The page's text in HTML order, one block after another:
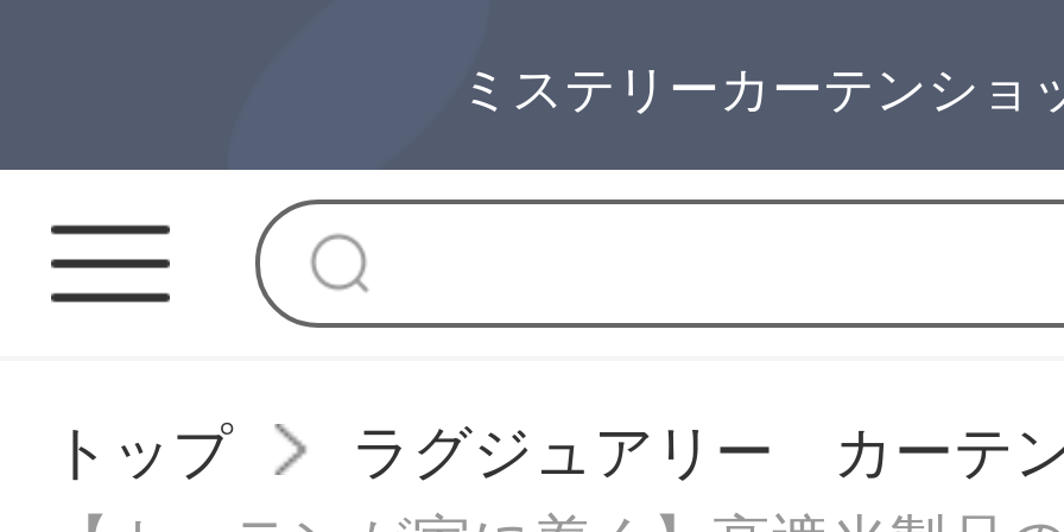
ミステリーカーテンショ
トップ
ラグジュアリー カーテ